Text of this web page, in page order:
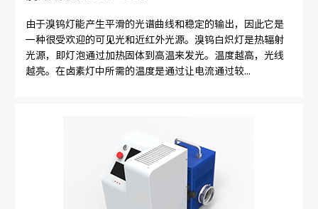
由于溴钨灯能产生平滑的光谱曲线和稳定的输出，因此它是
一种很受欢迎的可见光和近红外光源。溴钨白炽灯是热辐射
光源，即灯泡通过加热固体到高温来发光。温度越高，光线
越亮。在卤素灯中所需的温度是通过让电流通过较...